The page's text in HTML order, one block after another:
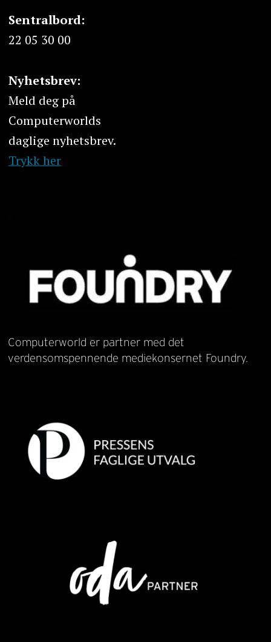
Sentralbord:
22 05 30 00
Nyhetsbrev:
Meld deg på
Computerworlds
daglige nyhetsbrev.
Trykk her
Computerworld er partner med det
verdensomspennende mediekonsernet Foundry.